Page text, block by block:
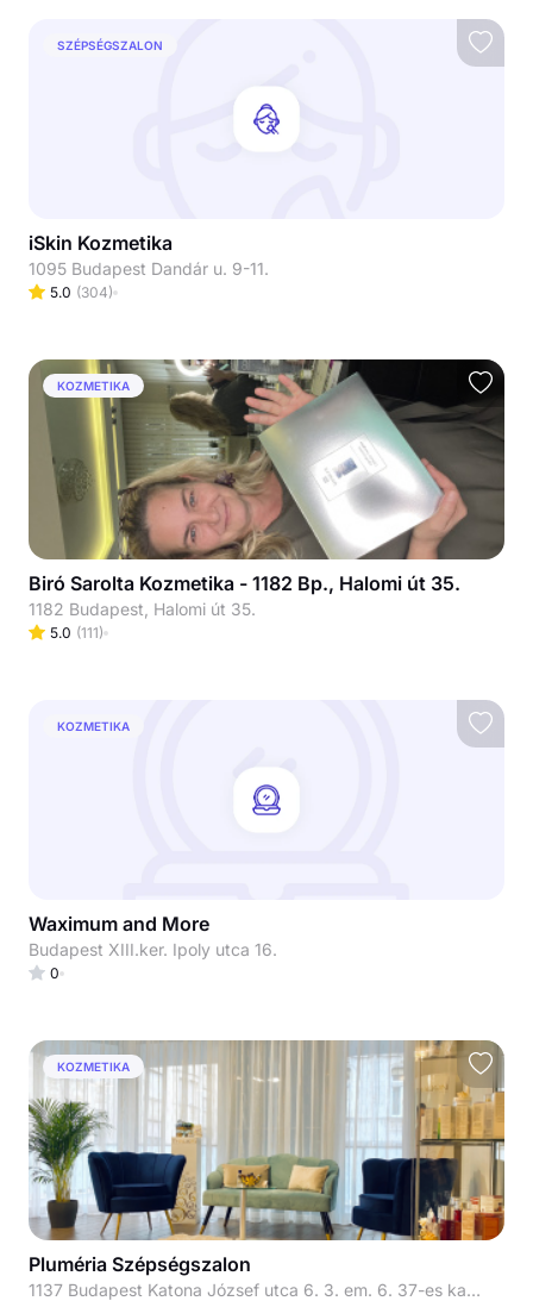
SZÉPSÉGSZALON
iSkin Kozmetika
1095 Budapest Dandár u. 9-11.
5.0 (304)
KOZMETIKA
Biró Sarolta Kozmetika - 1182 Bp., Halomi út 35.
1182 Budapest, Halomi út 35.
5.0 (111)
KOZMETIKA
Waximum and More
Budapest XIII.ker. Ipoly utca 16.
0
KOZMETIKA
Pluméria Szépségszalon
1137 Budapest Katona József utca 6. 3. em. 6. 37-es kapucsengő